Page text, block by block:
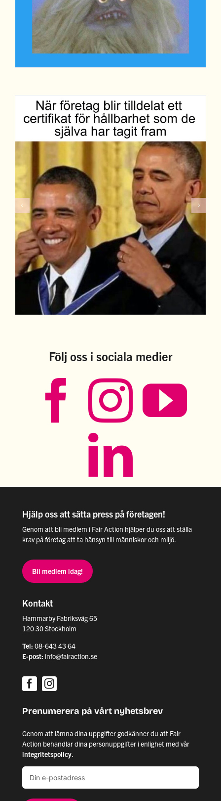
Följ oss i sociala medier
Hjälp oss att sätta press på företagen!
Genom att bli medlem i Fair Action hjälper du oss att ställa
krav på företag att ta hänsyn till människor och miljö.
Bli medlem idag!
Kontakt
Hammarby Fabriksväg 65
120 30 Stockholm
Tel: 08-643 43 64
E-post: info@fairaction.se
Prenumerera på vårt nyhetsbrev
Genom att lämna dina uppgifter godkänner du att Fair
Action behandlar dina personuppgifter i enlighet med vår
integritetspolicy.